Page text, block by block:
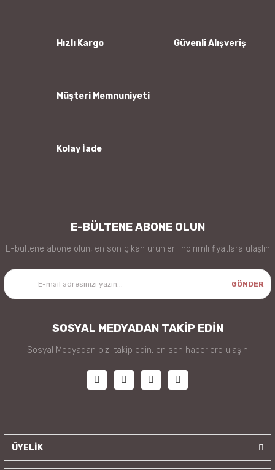
Ürün bilgilerinde hatalar bulunuyor.
Hızlı Kargo Güvenli Alışveriş
Müşteri Memnuniyeti
Kolay İade
E-BÜLTENE ABONE OLUN
E-bültene abone olun, en son çıkan ürünleri indirimli fiyatlara ulaşlın
GÖNDER
SOSYAL MEDYADAN TAKİP EDİN
Sosyal Medyadan bizi takip edin, en son haberlere ulaşın
ÜYELİK